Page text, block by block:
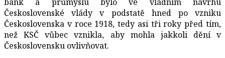
Československé vlády v podstatě hned po vzniku
Československa v roce 1918, tedy asi tři roky před tím,
než KSČ vůbec vznikla, aby mohla jakkoli dění v
Československu ovlivňovat.